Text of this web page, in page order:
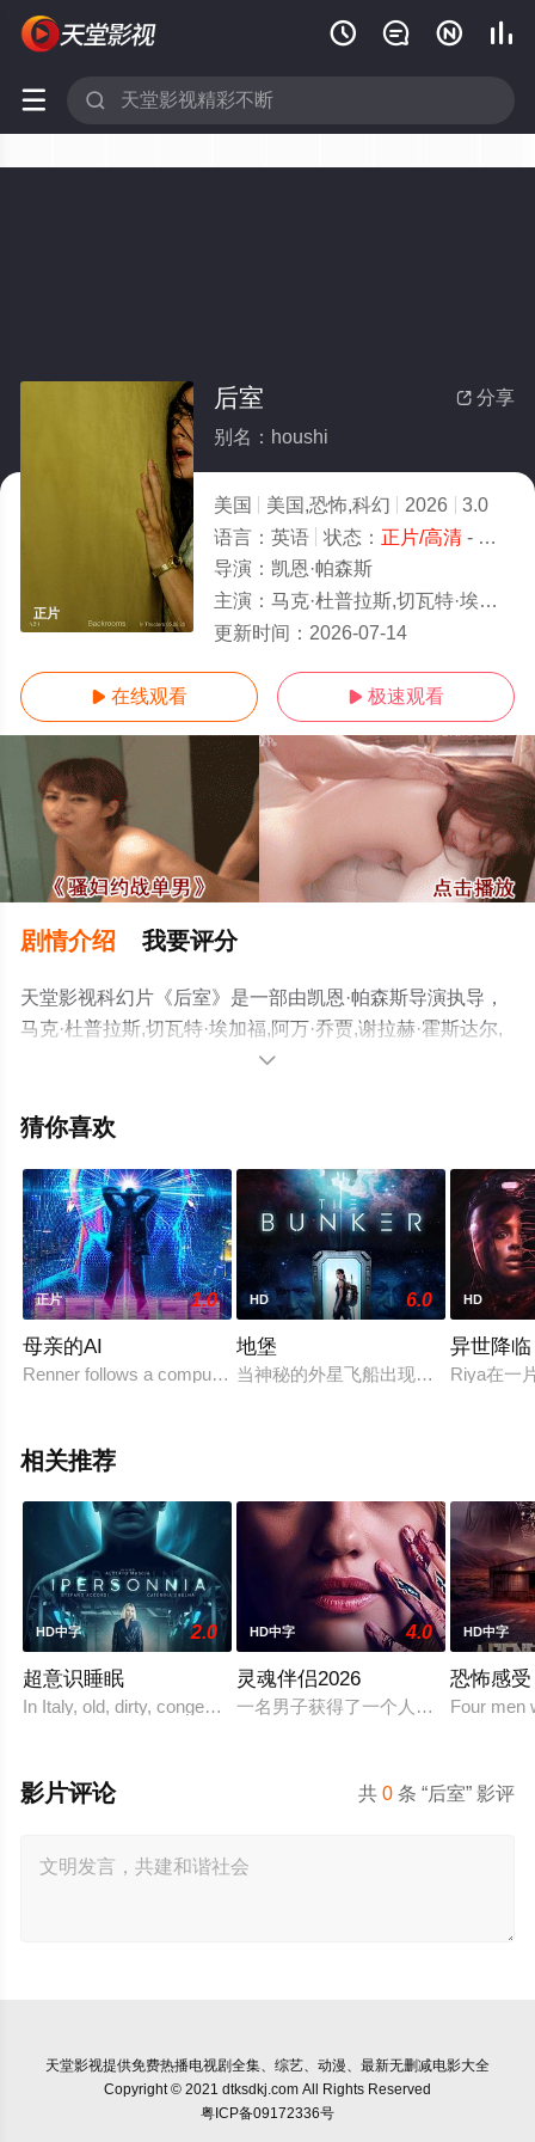
   
 
正片
 分享
后室
别名：houshi
美国 美国,恐怖,科幻 2026
3.0
语言： 英语 状态： 正片/高清- 免费在线观看
导演： 凯恩·帕森斯
主演： 马克·杜普拉斯,切瓦特·埃加福,阿万·乔贾,谢拉赫·霍斯达尔,托比·哈格雷夫,
更新时间： 2026-07-14
 在线观看  极速观看
剧情介绍 我要评分
天堂影视科幻片《后室》是一部由凯恩·帕森斯导演执导，
马克·杜普拉斯,切瓦特·埃加福,阿万·乔贾,谢拉赫·霍斯达尔,
托比·哈格雷夫,雷娜特·赖因斯夫,卢基塔·麦克斯韦尔,芬恩·
员精彩演绎的美国电影，手机免费观看高清未删减完整版
影、电视猫或剧情网等平台了解。

猜你喜欢
正片 1.0
母亲的AI
Renner follows a computer genius of the same name, played by
HD 6.0
地堡
当神秘的外星飞船出现在天空中时，
HD
异世降临
Riya在一
相关推荐
HD中字 2.0
超意识睡眠
In Italy, old, dirty, congested prisons full of violence and
HD中字 4.0
灵魂伴侣2026
一名男子获得了一个人工智能机器人
HD中字
恐怖感受
Four men
共0 条 “后室” 影评
影片评论
天堂影视提供免费热播电视剧全集、综艺、动漫、最新无删减电影大全
Copyright © 2021 dtksdkj.com All Rights Reserved
粤ICP备09172336号